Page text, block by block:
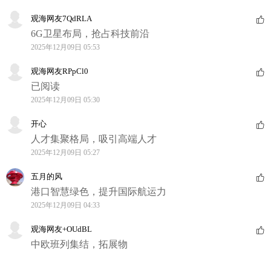
观海网友7QdRLA
6G卫星布局，抢占科技前沿
2025年12月09日 05:53
观海网友RPpCl0
已阅读
2025年12月09日 05:30
开心
人才集聚格局，吸引高端人才
2025年12月09日 05:27
五月的风
港口智慧绿色，提升国际航运力
2025年12月09日 04:33
观海网友+OUdBL
中欧班列集结，拓展物